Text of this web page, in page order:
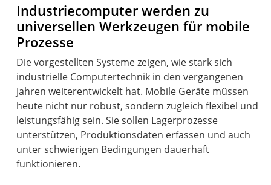
Industriecomputer werden zu
universellen Werkzeugen für mobile
Prozesse
Die vorgestellten Systeme zeigen, wie stark sich
industrielle Computertechnik in den vergangenen
Jahren weiterentwickelt hat. Mobile Geräte müssen
heute nicht nur robust, sondern zugleich flexibel und
leistungsfähig sein. Sie sollen Lagerprozesse
unterstützen, Produktionsdaten erfassen und auch
unter schwierigen Bedingungen dauerhaft
funktionieren.